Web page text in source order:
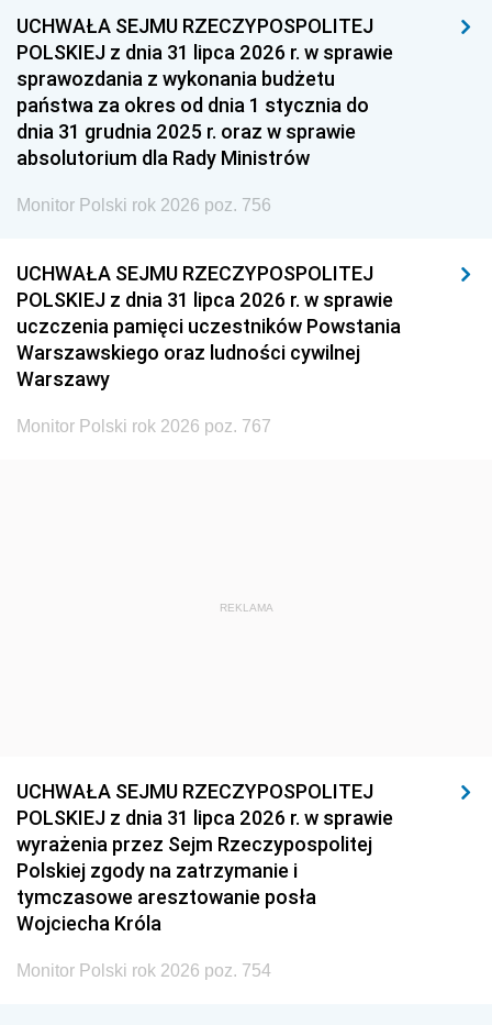
1954 1953 1952
1951 1950
1948 1947 1946
1939 1938
UCHWAŁA SEJMU RZECZYPOSPOLITEJ
POLSKIEJ z dnia 31 lipca 2026 r. w sprawie
sprawozdania z wykonania budżetu
państwa za okres od dnia 1 stycznia do
dnia 31 grudnia 2025 r. oraz w sprawie
absolutorium dla Rady Ministrów
Monitor Polski rok 2026 poz. 756
UCHWAŁA SEJMU RZECZYPOSPOLITEJ
POLSKIEJ z dnia 31 lipca 2026 r. w sprawie
uczczenia pamięci uczestników Powstania
Warszawskiego oraz ludności cywilnej
Warszawy
Monitor Polski rok 2026 poz. 767
REKLAMA
UCHWAŁA SEJMU RZECZYPOSPOLITEJ
POLSKIEJ z dnia 31 lipca 2026 r. w sprawie
wyrażenia przez Sejm Rzeczypospolitej
Polskiej zgody na zatrzymanie i
tymczasowe aresztowanie posła
Wojciecha Króla
Monitor Polski rok 2026 poz. 754